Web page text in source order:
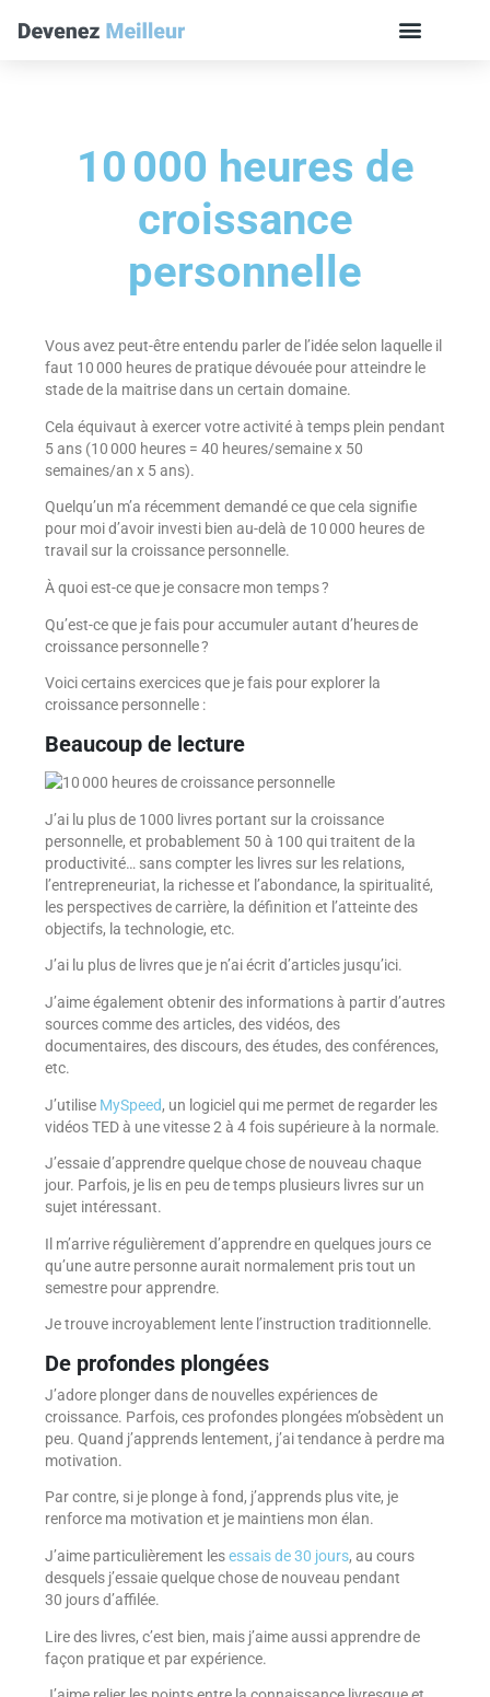
10 000 heures de
croissance
personnelle
Vous avez peut-être entendu parler de l’idée selon laquelle il
faut 10 000 heures de pratique dévouée pour atteindre le
stade de la maitrise dans un certain domaine.
Cela équivaut à exercer votre activité à temps plein pendant
5 ans (10 000 heures = 40 heures/semaine x 50
semaines/an x 5 ans).
Quelqu’un m’a récemment demandé ce que cela signifie
pour moi d’avoir investi bien au-delà de 10 000 heures de
travail sur la croissance personnelle.
À quoi est-ce que je consacre mon temps ?
Qu’est-ce que je fais pour accumuler autant d’heures de
croissance personnelle ?
Voici certains exercices que je fais pour explorer la
croissance personnelle :
Beaucoup de lecture
J’ai lu plus de 1000 livres portant sur la croissance
personnelle, et probablement 50 à 100 qui traitent de la
productivité… sans compter les livres sur les relations,
l’entrepreneuriat, la richesse et l’abondance, la spiritualité,
les perspectives de carrière, la définition et l’atteinte des
objectifs, la technologie, etc.
J’ai lu plus de livres que je n’ai écrit d’articles jusqu’ici.
J’aime également obtenir des informations à partir d’autres
sources comme des articles, des vidéos, des
documentaires, des discours, des études, des conférences,
etc.
J’utilise MySpeed, un logiciel qui me permet de regarder les
vidéos TED à une vitesse 2 à 4 fois supérieure à la normale.
J’essaie d’apprendre quelque chose de nouveau chaque
jour. Parfois, je lis en peu de temps plusieurs livres sur un
sujet intéressant.
Il m’arrive régulièrement d’apprendre en quelques jours ce
qu’une autre personne aurait normalement pris tout un
semestre pour apprendre.
Je trouve incroyablement lente l’instruction traditionnelle.
De profondes plongées
J’adore plonger dans de nouvelles expériences de
croissance. Parfois, ces profondes plongées m’obsèdent un
peu. Quand j’apprends lentement, j’ai tendance à perdre ma
motivation.
Par contre, si je plonge à fond, j’apprends plus vite, je
renforce ma motivation et je maintiens mon élan.
J’aime particulièrement lesessais de 30 jours, au cours
desquels j’essaie quelque chose de nouveau pendant
30 jours d’affilée.
Lire des livres, c’est bien, mais j’aime aussi apprendre de
façon pratique et par expérience.